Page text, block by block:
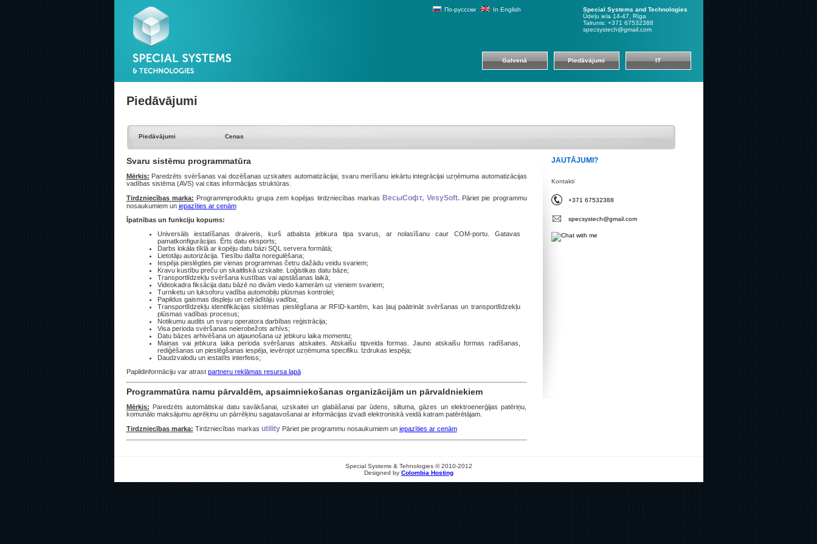
Special Systems and Technologies
Ūdeļu iela 14-47, Rīga
Talrunis: +371 67532388
specsystech@gmail.com
По-руссски In English
Galvenā Piedāvājumi IT
Piedāvājumi
Piedāvājumi Cenas
Svaru sistēmu programmatūra
Mērķis: Paredzēts svēršanas vai dozēšanas uzskaites automatizācijai, svaru merīšanu iekārtu integrācijai uzņēmuma automatizācijas
vadības sistēma (AVS) vai citas informācijas struktūras.
Tirdzniecības marka: Programmproduktu grupa zem kopējas tirdzniecības markas ВесыСофт, VesySoft.Pāriet pie programmu
nosaukumiem un iepazīties ar cenām
Īpatnības un funkciju kopums:
Universāls iestatīšanas draiveris, kurš atbalsta jebkura tipa svarus, ar nolasīšanu caur СОМ-portu. Gatavas
pamatkonfigurācijas. Ērts datu eksports;
Darbs lokāla tīklā ar kopēju datu bāzi SQL servera formātā;
Lietotāju autorizācija. Tiesību dalīta noregulēšana;
Iespēja pieslēgties pie vienas programmas četru dažādu veidu svariem;
Kravu kustību preču un skaitliskā uzskaite. Loģistikas datu bāze;
Transportlīdzekļu svēršana kustības vai apstāšanas laikā;
Videokadra fiksācija datu bāzē no divām viedo kamerām uz vieniem svariem;
Turniketu un luksoforu vadība automobiļu plūsmas kontrolei;
Papildus gaismas displeju un ceļrādītāju vadība;
Transportlīdzekļu identifikācijas sistēmas pieslēgšana ar RFID-kartēm, kas ļauj paātrināt svēršanas un transportlīdzekļu
plūsmas vadības procesus;
Notikumu audits un svaru operatora darbības reģistrācija;
Visa perioda svēršanas neierobežots arhīvs;
Datu bāzes arhivēšana un atjaunošana uz jebkuru laika momentu;
Maiņas vai jebkura laika perioda svēršanas atskaites. Atskaišu tipveida formas. Jauno atskaišu formas radīšanas,
rediģēšanas un pieslēgšanas iespēja, ievērojot uzņēmuma specifiku. Izdrukas iespēja;
Daudzvalodu un iestatīts interfeiss;
Papildinformāciju var atrast partneru reklāmas resursa lapā
Programmatūra namu pārvaldēm, apsaimniekošanas organizācijām un pārvaldniekiem
Mērķis: Paredzēts automātiskai datu savākšanai, uzskaitei un glabāšanai par ūdens, siltuma, gāzes un elektroenerģijas patēriņu,
komunālo maksājumu aprēķinu un pārrēķinu sagatavošanai ar informācijas izvadi elektroniskā veidā katram patērētājam.
Tirdzniecības marka: Tirdzniecības markas utilityPāriet pie programmu nosaukumiem un iepazīties ar cenām
JAUTĀJUMI?
Kontakti
+371 67532388
specsystech@gmail.com
Special Systems & Tehnologies © 2010-2012
Designed by Colombia Hosting